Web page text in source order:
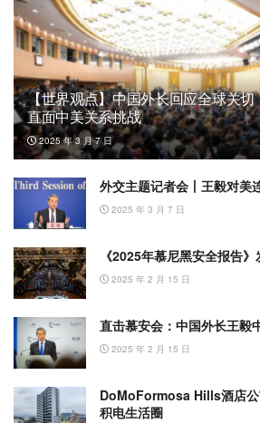
【世界观点】中国外长回应全球关切
直面中美关系挑战
2025 年 3 月 7 日
外交主题记者会丨王毅对美
2025 年 3 月 7 日
《2025年慕尼黑安全报告
2025 年 2 月 15 日
直击慕安会：中国外长王毅
2025 年 2 月 15 日
DoMoFormosa Hills酒店
积电生活圈